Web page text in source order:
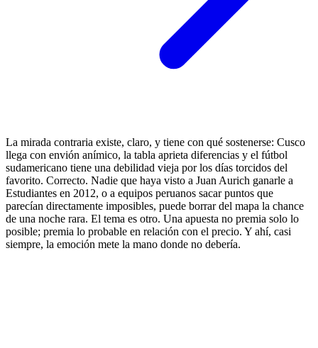
La mirada contraria existe, claro, y tiene con qué sostenerse: Cusco
llega con envión anímico, la tabla aprieta diferencias y el fútbol
sudamericano tiene una debilidad vieja por los días torcidos del
favorito. Correcto. Nadie que haya visto a Juan Aurich ganarle a
Estudiantes en 2012, o a equipos peruanos sacar puntos que
parecían directamente imposibles, puede borrar del mapa la chance
de una noche rara. El tema es otro. Una apuesta no premia solo lo
posible; premia lo probable en relación con el precio. Y ahí, casi
siempre, la emoción mete la mano donde no debería.